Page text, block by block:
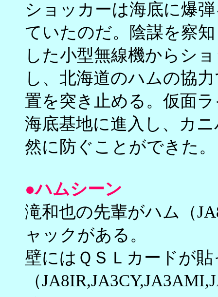
ショッカーは海底に爆
ていたのだ。陰謀を察
した小型無線機からシ
し、北海道のハムの協
置を突き止める。仮面
海底基地に進入し、カ
然に防ぐことができた。
●ハムシーン
滝和也の先輩がハム（
ャックがある。
壁にはＱＳＬカードが
（